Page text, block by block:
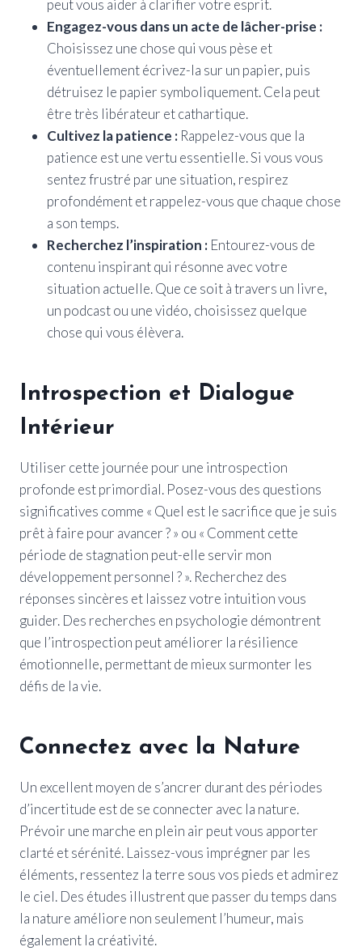
peut vous aider à clarifier votre esprit.
Engagez-vous dans un acte de lâcher-prise :
Choisissez une chose qui vous pèse et
éventuellement écrivez-la sur un papier, puis
détruisez le papier symboliquement. Cela peut
être très libérateur et cathartique.
Cultivez la patience : Rappelez-vous que la
patience est une vertu essentielle. Si vous vous
sentez frustré par une situation, respirez
profondément et rappelez-vous que chaque chose
a son temps.
Recherchez l’inspiration : Entourez-vous de
contenu inspirant qui résonne avec votre
situation actuelle. Que ce soit à travers un livre,
un podcast ou une vidéo, choisissez quelque
chose qui vous élèvera.
Introspection et Dialogue
Intérieur
Utiliser cette journée pour une introspection
profonde est primordial. Posez-vous des questions
significatives comme « Quel est le sacrifice que je suis
prêt à faire pour avancer ? » ou « Comment cette
période de stagnation peut-elle servir mon
développement personnel ? ». Recherchez des
réponses sincères et laissez votre intuition vous
guider. Des recherches en psychologie démontrent
que l’introspection peut améliorer la résilience
émotionnelle, permettant de mieux surmonter les
défis de la vie.
Connectez avec la Nature
Un excellent moyen de s’ancrer durant des périodes
d’incertitude est de se connecter avec la nature.
Prévoir une marche en plein air peut vous apporter
clarté et sérénité. Laissez-vous imprégner par les
éléments, ressentez la terre sous vos pieds et admirez
le ciel. Des études illustrent que passer du temps dans
la nature améliore non seulement l’humeur, mais
également la créativité.